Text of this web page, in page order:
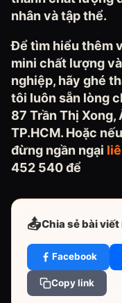
nhân và tập thể.
Để tìm hiểu thêm
mini chất lượng
nghiệp, hãy ghé
tôi luôn sẵn lòng
87 Trần Thị Xong,
TP.HCM. Hoặc
đừng ngần ngại
452 540 để
📤Chia sẻ bài viết
Facebook
Copy link